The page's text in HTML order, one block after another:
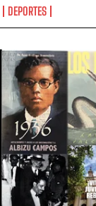
DEPORTES